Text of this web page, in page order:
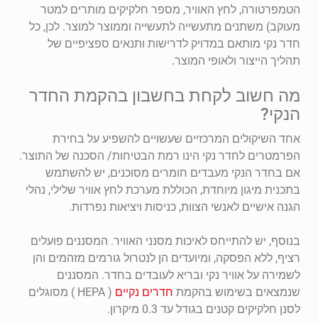
הטמפרטורה, לחץ האוויר, מספר חלקיקים מותרים למטר
מעוקב) משתנים מתעשייה לתעשייה וממוצר למוצר. לכן, כל
חדר נקי מותאם במדויק לדרישות ותנאים ספציפיים של
תהליך הייצור ולאופי המוצר.
מה חשוב לקחת בחשבון בהקמת החדר
הנקי?
אחד השיקולים המרכזיים שעשויים להשפיע על בחירת
הפרמטרים לחדר נקי הינו רמת הבטיחות/ הסכנה של התוצר.
אם בחדר הנקי מעבדים חומרים מסוכנים, יש להשתמש
בתכנית מיגון מיוחדת, הכוללת מערכת לחץ אוויר שלילי, נהלי
הגנה אישיים לאנשי הצוות, כניסות ויציאות נפרדות.
בנוסף, יש להתייחס לאיכות מסנני האוויר. המסננים פועלים
רציף, ללא הפסקה, ומיועדים הן לנטרול גורמים מזהמים והן
לשמירה על אוויר נקי ובריא לעובדים בחדר. המסננים
שנמצאים בשימוש בהקמת חדרים נקיים
( HEPA ) מסוגלים
לסנן חלקיקים קטנים בגודל עד 0.3 מיקרון.